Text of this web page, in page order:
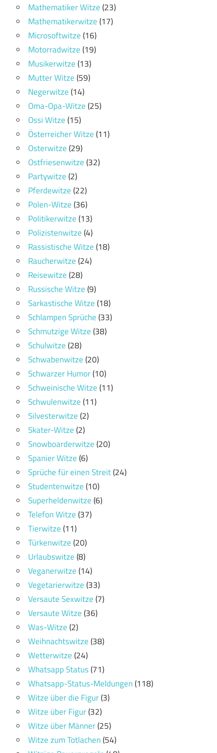
Mathematiker Witze(23)
Mathematikerwitze(17)
Microsoftwitze(16)
Motorradwitze(19)
Musikerwitze(13)
Mutter Witze(59)
Negerwitze(14)
Oma-Opa-Witze(25)
Ossi Witze(15)
Österreicher Witze(11)
Osterwitze(29)
Ostfriesenwitze(32)
Partywitze(2)
Pferdewitze(22)
Polen-Witze(36)
Politikerwitze(13)
Polizistenwitze(4)
Rassistische Witze(18)
Raucherwitze(24)
Reisewitze(28)
Russische Witze(9)
Sarkastische Witze(18)
Schlampen Sprüche(33)
Schmutzige Witze(38)
Schulwitze(28)
Schwabenwitze(20)
Schwarzer Humor(10)
Schweinische Witze(11)
Schwulenwitze(11)
Silvesterwitze(2)
Skater-Witze(2)
Snowboarderwitze(20)
Spanier Witze(6)
Sprüche für einen Streit(24)
Studentenwitze(10)
Superheldenwitze(6)
Telefon Witze(37)
Tierwitze(11)
Türkenwitze(20)
Urlaubswitze(8)
Veganerwitze(14)
Vegetarierwitze(33)
Versaute Sexwitze(7)
Versaute Witze(36)
Was-Witze(2)
Weihnachtswitze(38)
Wetterwitze(24)
Whatsapp Status(71)
Whatsapp-Status-Meldungen(118)
Witze über die Figur(3)
Witze über Figur(32)
Witze über Männer(25)
Witze zum Totlachen(54)